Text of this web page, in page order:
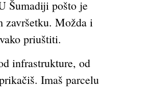
Šumadiji pošto je
završetku. Možda i
priuštiti.
infrastrukture, od
Imaš parcelu